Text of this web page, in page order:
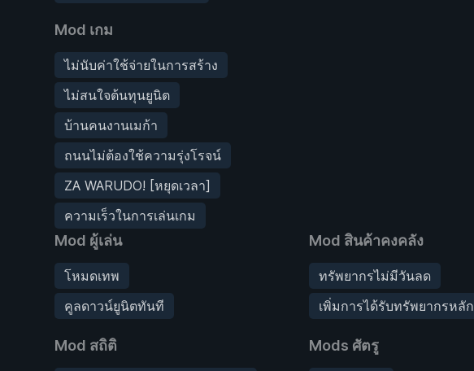
Mod เกม
ไม่นับค่าใช้จ่ายในการสร้าง
ไม่สนใจต้นทุนยูนิต
บ้านคนงานเมก้า
ถนนไม่ต้องใช้ความรุ่งโรจน์
ZA WARUDO! [หยุดเวลา]
ความเร็วในการเล่นเกม
Mod ผู้เล่น
โหมดเทพ
คูลดาวน์ยูนิตทันที
Mod สถิติ
Mod สินค้าคงคลัง
ทรัพยากรไม่มีวันลด
เพิ่มการได้รับทรัพยากรหลัก
Mods ศัตรู